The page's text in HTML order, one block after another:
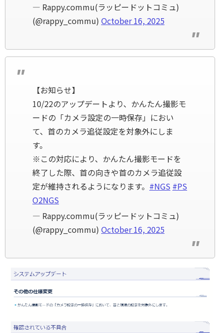
— Rappy.commu(ラッピードットコミュ)
(@rappy_commu) October 16, 2025
【お知らせ】
10/22のアップデートより、かんたん撮影モ
ードの「カメラ設定の一時保存」におい
て、首のカメラ追従設定を対象外にしま
す。
※この対応により、かんたん撮影モードを
終了した際、首の向きや首のカメラ追従設
定が維持されるようになります。 #NGS #PS
O2NGS
— Rappy.commu(ラッピードットコミュ)
(@rappy_commu) October 16, 2025